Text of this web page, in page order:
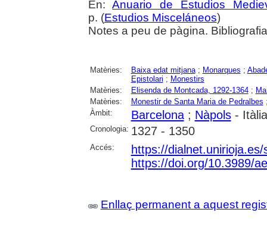
En:Anuario de Estudios
p. (Estudios Misceláneos)
Notes a peu de pàgina.
Matèries: Baixa edat mitjana; Monarques ;
Epistolari ; Monestirs
Matèries:
Elisenda de Montcada, 1292-1364;
Matèries:
Monestir de Santa Maria de Pedralbes
Àmbit:
Barcelona; Nàpols-
Cronologia: 1327 - 1350
Accés:
https://
https://doi.org/10.3989/
Enllaç permanent a aquest